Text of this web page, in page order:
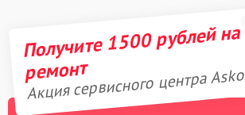
Получите 1500 рублей на
ремонт
Акция сервисного центра Asko